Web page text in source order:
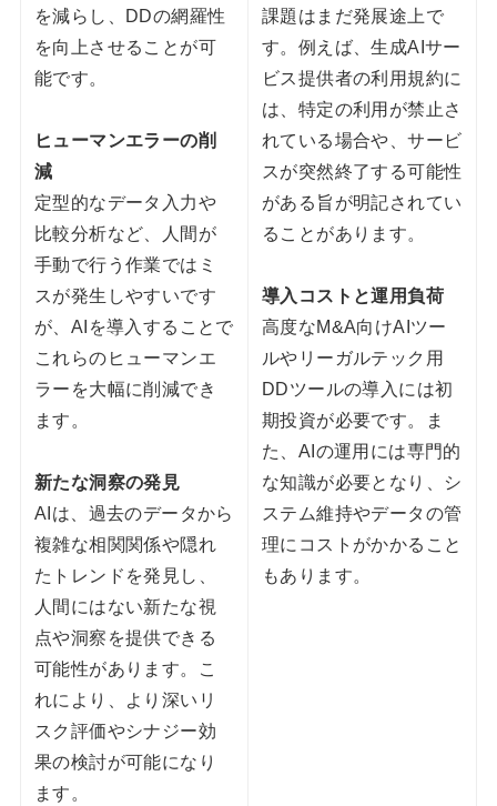
を減らし、DDの網羅性
を向上させることが可
能です。
ヒューマンエラーの削
減
定型的なデータ入力や
比較分析など、人間が
手動で行う作業ではミ
スが発生しやすいです
が、AIを導入することで
これらのヒューマンエ
ラーを大幅に削減でき
ます。
新たな洞察の発見
AIは、過去のデータから
複雑な相関関係や隠れ
たトレンドを発見し、
人間にはない新たな視
点や洞察を提供できる
可能性があります。こ
れにより、より深いリ
スク評価やシナジー効
果の検討が可能になり
ます。
課題はまだ発展途上で
す。例えば、生成AIサー
ビス提供者の利用規約に
は、特定の利用が禁止さ
れている場合や、サービ
スが突然終了する可能性
がある旨が明記されてい
ることがあります。
導入コストと運用負荷
高度なM&A向けAIツー
ルやリーガルテック用
DDツールの導入には初
期投資が必要です。ま
た、AIの運用には専門的
な知識が必要となり、シ
ステム維持やデータの管
理にコストがかかること
もあります。